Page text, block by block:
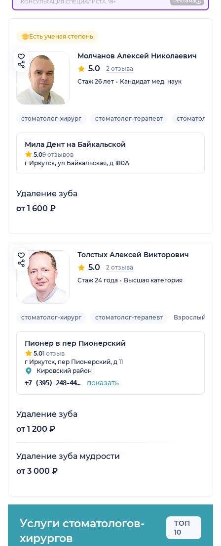
КОНСУЛЬТАЦИЯ СПЕЦИАЛИСТА. 18+
Есть ученая степень
Молчанов Алексей Николаевич
5.0
2 отзыва
Стаж 26 лет
Кандидат мед. наук
стоматолог-хирург стоматолог-терапевт стоматолог-
Мила Дент на Байкальской
5.09 отзывов
г Иркутск, ул Байкальская, д 180А
Удаление зуба
от 1 600 ₽
Толстых Алексей Викторович
5.0
2 отзыва
Стаж 24 года
Высшая категория
стоматолог-хирург стоматолог-терапевт Взрослый
Пионер в пер Пионерский
5.01 отзыв
г Иркутск, пер Пионерский, д 11
Кировский район
+7 (395) 248-44-11 показать
Удаление зуба
от 1 200 ₽
Удаление зуба мудрости
от 3 000 ₽
Услуги стоматологов-
хирургов
ТОП
10